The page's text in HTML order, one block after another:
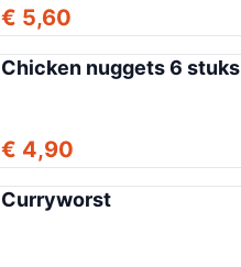
€ 5,60
Chicken nuggets 6 stuks
€ 4,90
Curryworst